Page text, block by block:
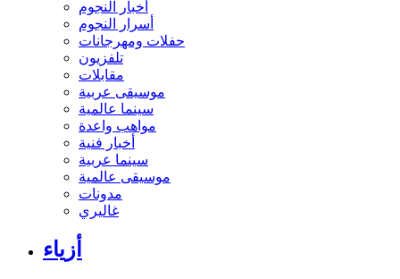
أخبار النجوم
أسرار النجوم
حفلات ومهرجانات
تلفزيون
مقابلات
موسيقى عربية
سينما عالمية
مواهب واعدة
أخبار فنية
سينما عربية
موسيقى عالمية
مدونات
غاليري
أزياء